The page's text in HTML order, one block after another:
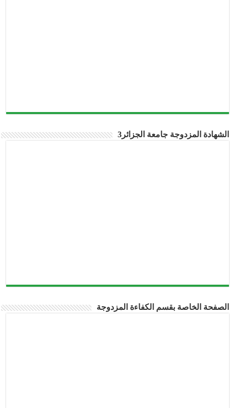
الشهادة المزدوجة جامعة الجزائر3
الصفحة الخاصة بقسم الكفاءة المزدوجة